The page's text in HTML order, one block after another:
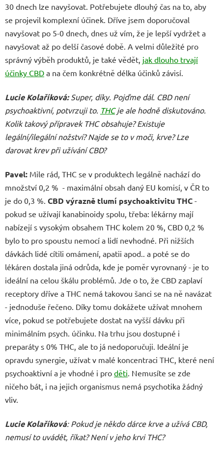
30 dnech lze navyšovat. Potřebujete dlouhý čas na to, aby
se projevil komplexní účinek. Dříve jsem doporučoval
navyšovat po 5-0 dnech, dnes už vím, že je lepší vydržet a
navyšovat až po delší časové době. A velmi důležité pro
správný výběh produktů, je také vědět, jak dlouho trvají
účinky CBD a na čem konkrétně délka účinků závisí.
Lucie Kolaříková:Super, díky. Pojďme dál. CBD není
psychoaktivní, potvrzuji to. THCje ale hodně diskutováno.
Kolik takový přípravek THC obsahuje? Existuje
legální/ilegální nožství? Najde se to v moči, krve? Lze
darovat krev při užívání CBD?
Pavel: Mile rád, THC se v produktech legálně nachází do
množství 0,2 % - maximální obsah daný EU komisí, v ČR to
je do 0,3 %. CBD výrazně tlumí psychoaktivitu THC -
pokud se užívají kanabinoidy spolu, třeba: lékárny mají
nabízejí s vysokým obsahem THC kolem 20 %, CBD 0,2 %
bylo to pro spoustu nemocí a lidí nevhodné. Při nižších
dávkách lidé cítili omámení, apatii apod.. a poté se do
lékáren dostala jiná odrůda, kde je poměr vyrovnaný - je to
ideální na celou škálu problémů. Jde o to, že CBD zaplaví
receptory dříve a THC nemá takovou šanci se na ně navázat
- jednoduše řečeno. Díky tomu dokážete užívat mnohem
více, pokud se potřebujete dostat na vyšší dávku při
minimálním psych. účinku. Na trhu jsou dostupné i
preparáty s 0% THC, ale to já nedoporučuji. Ideální je
opravdu synergie, užívat v malé koncentraci THC, které není
psychoaktivní a je vhodné i pro děti . Nemusíte se zde
ničeho bát, i na jejich organismus nemá psychotika žádný
vliv.
Lucie Kolaříková: Pokud je někdo dárce krve a užívá CBD,
nemusí to uvádět, říkat? Není v jeho krvi THC?